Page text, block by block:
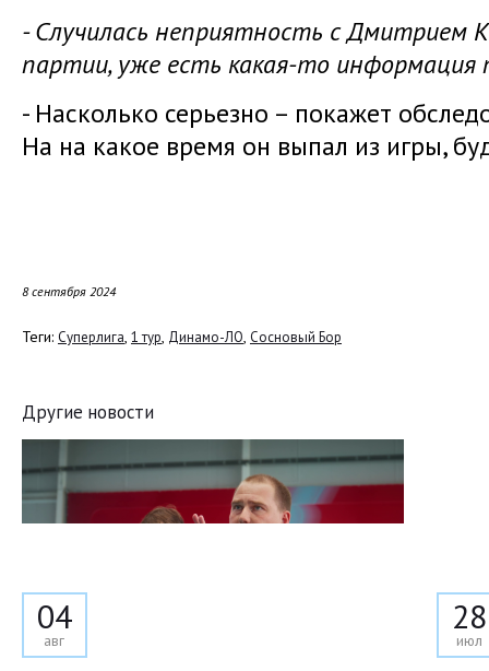
- Случилась неприятность с Дмитрием
партии, уже есть какая-то информация
- Насколько серьезно – покажет
На на какое время он выпал из игры,
8 сентября 2024
Теги: Суперлига, 1 тур, Динамо-ЛО, Сосновый Бор
Другие новости
04
авг
28
июл